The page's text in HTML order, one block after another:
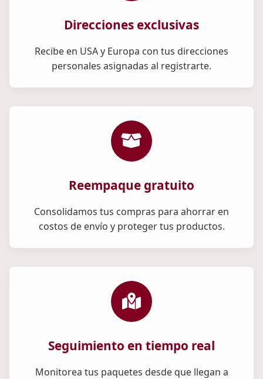
Direcciones exclusivas
Recibe en USA y Europa con tus direcciones
personales asignadas al registrarte.
Reempaque gratuito
Consolidamos tus compras para ahorrar en
costos de envío y proteger tus productos.
Seguimiento en tiempo real
Monitorea tus paquetes desde que llegan a